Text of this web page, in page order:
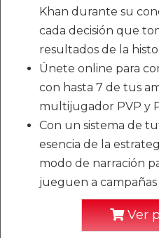
Khan durante su
cada decisión que
resultados de la
Únete online para
con hasta 7 de tus
multijugador PVP y
Con un sistema de
esencia de la
modo de narración
jueguen a
Ver